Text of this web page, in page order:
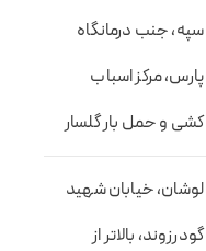
سپه، جنب درمانگاه
پارس، مرکز اسباب
کشی و حمل بار گلسار
لوشان، خیابان شهید
گودرزوند، بالاتر از